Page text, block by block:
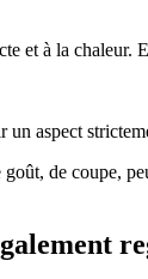
et à la chaleur.
aspect
de coupe,